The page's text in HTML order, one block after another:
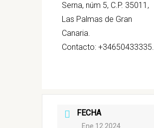
Serna, núm 5, C.P. 35011,
Las Palmas de Gran
Canaria.
Contacto: +34650433335.
FECHA
Ene 12 2024